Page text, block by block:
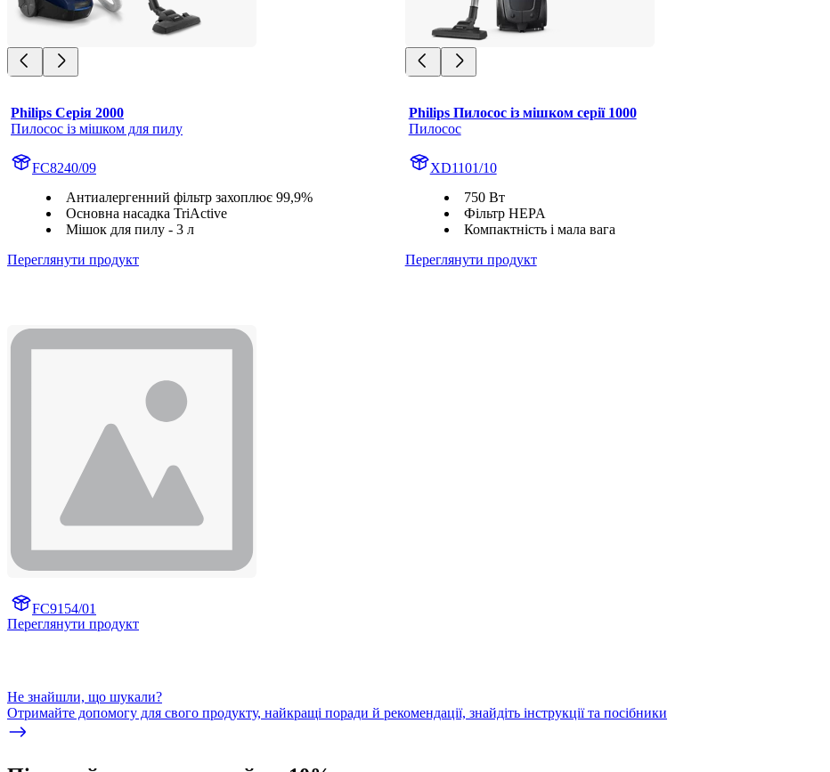
Philips Серія 2000
Пилосос із мішком для пилу
FC8240/09
Антиалергенний фільтр захоплює 99,9%
Основна насадка TriActive
Мішок для пилу - 3 л
Переглянути продукт
Philips Пилосос із мішком серії 1000
Пилосос
XD1101/10
750 Вт
Фільтр HEPA
Компактність і мала вага
Переглянути продукт
FC9154/01
Переглянути продукт
Не знайшли, що шукали?
Отримайте допомогу для свого продукту, найкращі поради й рекомендації, знайдіть інструкції та посібники